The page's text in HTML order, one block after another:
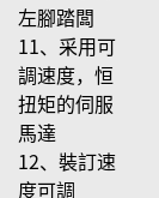
左腳踏闆
11、采用可
調速度，恒
扭矩的伺服
馬達
12、裝訂速
度可調